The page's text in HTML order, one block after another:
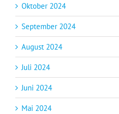
Oktober 2024
September 2024
August 2024
Juli 2024
Juni 2024
Mai 2024